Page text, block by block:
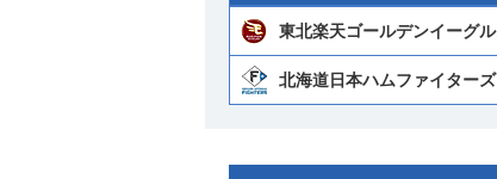
東北楽天ゴールデンイーグ
北海道日本ハムファイターズ